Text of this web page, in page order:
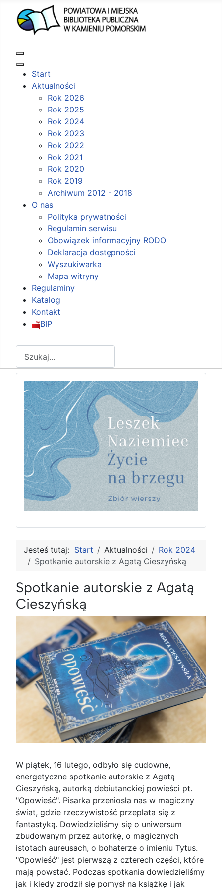
Start
Aktualności
Rok 2026
Rok 2025
Rok 2024
Rok 2023
Rok 2022
Rok 2021
Rok 2020
Rok 2019
Archiwum 2012 - 2018
O nas
Polityka prywatności
Regulamin serwisu
Obowiązek informacyjny RODO
Deklaracja dostępności
Wyszukiwarka
Mapa witryny
Regulaminy
Katalog
Kontakt
BIP
Jesteś tutaj: Start Aktualności
Rok 2024
Spotkanie autorskie z Agatą Cieszyńską
Spotkanie autorskie z Agatą
Cieszyńską
W piątek, 16 lutego, odbyło się cudowne,
energetyczne spotkanie autorskie z Agatą
Cieszyńską, autorką debiutanckiej powieści pt.
"Opowieść". Pisarka przeniosła nas w magiczny
świat, gdzie rzeczywistość przeplata się z
fantastyką. Dowiedzieliśmy się o uniwersum
zbudowanym przez autorkę, o magicznych
istotach aureusach, o bohaterze o imieniu Tytus.
"Opowieść" jest pierwszą z czterech części, które
mają powstać. Podczas spotkania dowiedzieliśmy
jak i kiedy zrodził się pomysł na książkę i jak